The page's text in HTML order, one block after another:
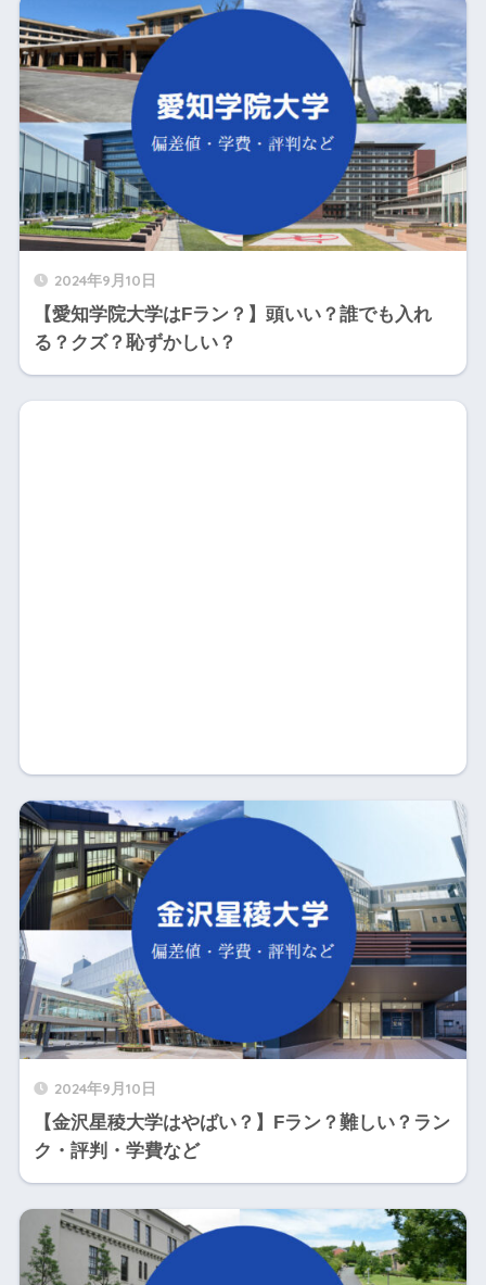
2024年9月10日
【愛知学院大学はFラン？】頭いい？誰でも入れ
る？クズ？恥ずかしい？
2024年9月10日
【金沢星稜大学はやばい？】Fラン？難しい？ラン
ク・評判・学費など